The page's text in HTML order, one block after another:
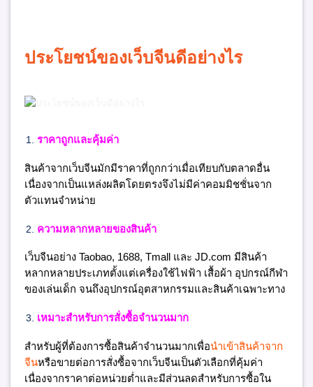
ประโยชน์ของเว็บจีนดีอย่างไร
ราคาถูกและคุ้มค่า
สินค้าจากเว็บจีนมักมีราคาที่ถูกกว่าเมื่อเทียบกับตลาดอื่น
เนื่องจากเป็นแหล่งผลิตโดยตรงจึงไม่มีค่าคอมมิชชั่นจาก
ตัวแทนจำหน่าย
ความหลากหลายของสินค้า
เว็บจีนอย่าง Taobao, 1688, Tmall และ JD.com มีสินค้า
หลากหลายประเภทตั้งแต่เครื่องใช้ไฟฟ้า เสื้อผ้า อุปกรณ์กีฬา
ของเล่นเด็ก จนถึงอุปกรณ์อุตสาหกรรมและสินค้าเฉพาะทาง
เหมาะสำหรับการสั่งซื้อจำนวนมาก
สำหรับผู้ที่ต้องการซื้อสินค้าจำนวนมากเพื่อนำเข้าสินค้าจาก
จีนหรือขายต่อการสั่งซื้อจากเว็บจีนเป็นตัวเลือกที่คุ้มค่า
เนื่องจากราคาต่อหน่วยต่ำและมีส่วนลดสำหรับการซื้อใน